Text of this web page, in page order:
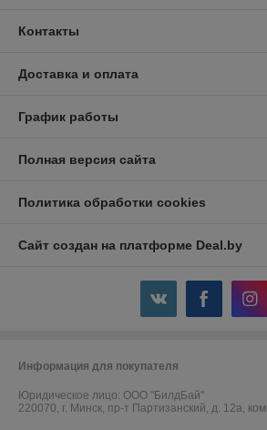
Контакты
Доставка и оплата
График работы
Полная версия сайта
Политика обработки cookies
Сайт создан на платформе Deal.by
Информация для покупателя
Юридическое лицо: ООО "БилдБай"
220070, г. Минск, пр-т Партизанский, д. 12а,